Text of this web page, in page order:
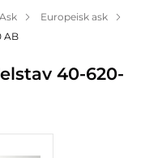
Europeisk ask
AB
40-620-